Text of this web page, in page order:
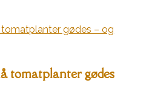
tomatplanter gødes